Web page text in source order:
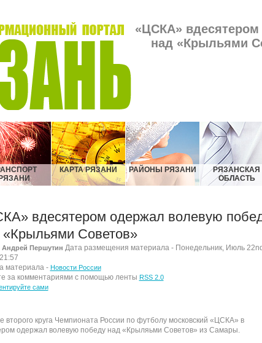
«ЦСКА»
над «Крыльями
КАРТА РЯЗАНИ РАЙОНЫ РЯЗАНИ
РЯЗАНСКАЯ
ОБЛАСТЬ
вдесятером одержал волевую
«Крыльями Советов»
Андрей Першутин Дата размещения материала - Понедельник, Июль
материала - Новости России
за комментариями с помощью ленты RSS 2.0
сами
второго круга Чемпионата России по футболу московский «ЦСКА» в
одержал волевую победу над «Крыляьми Советов» из Самары.